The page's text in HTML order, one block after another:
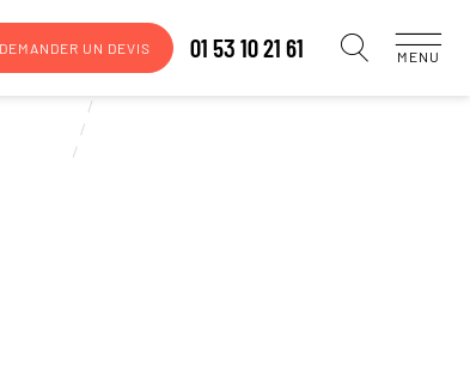
DEMANDER UN DEVIS 01 53 10 21 61 MENU